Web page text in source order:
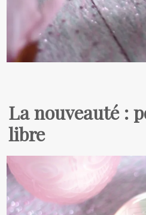
La nouveauté :
libre